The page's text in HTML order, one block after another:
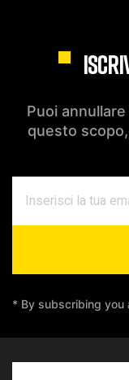
Puoi
questo
* By subscribing you